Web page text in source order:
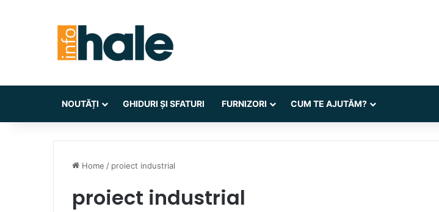
NOUTĂȚI GHIDURI ȘI SFATURI FURNIZORI CUM TE AJUTĂM?
Home / proiect industrial
proiect industrial